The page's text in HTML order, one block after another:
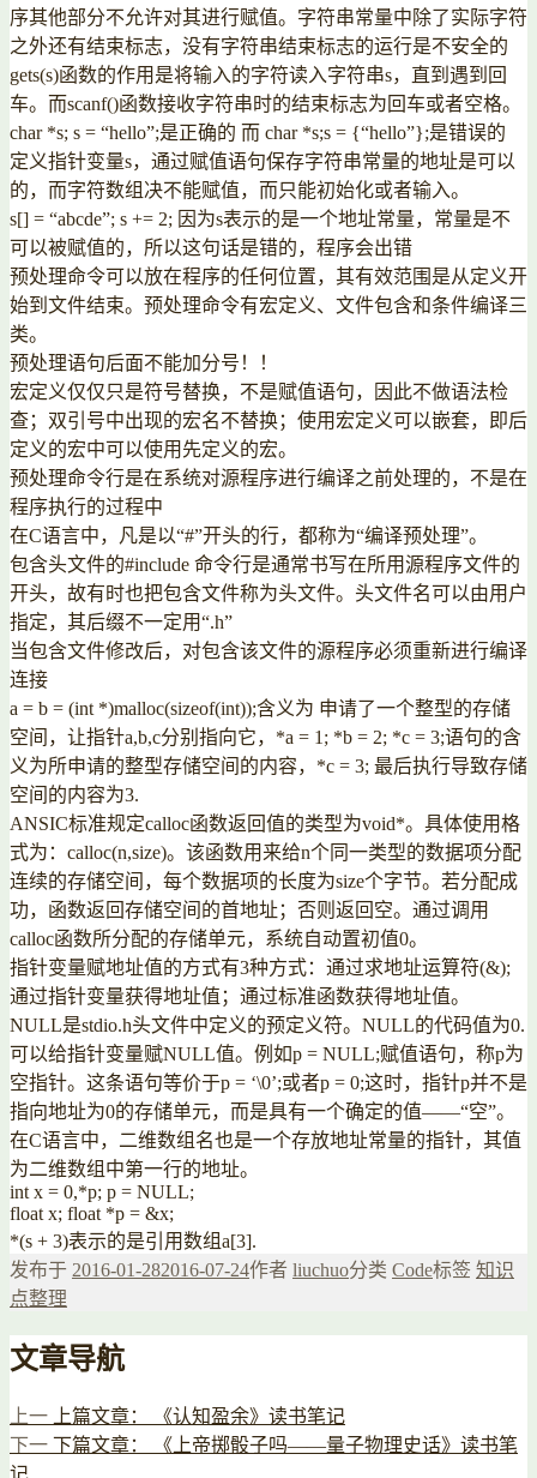
序其他部分不允许对其进行赋值。字符串常量中除了实际字符
之外还有结束标志，没有字符串结束标志的运行是不安全的
gets(s)函数的作用是将输入的字符读入字符串s，直到遇到回
车。而scanf()函数接收字符串时的结束标志为回车或者空格。
char *s; s = “hello”;是正确的 而 char *s;s = {“hello”};是错误的
定义指针变量s，通过赋值语句保存字符串常量的地址是可以
的，而字符数组决不能赋值，而只能初始化或者输入。
s[] = “abcde”; s += 2; 因为s表示的是一个地址常量，常量是不
可以被赋值的，所以这句话是错的，程序会出错
预处理命令可以放在程序的任何位置，其有效范围是从定义开
始到文件结束。预处理命令有宏定义、文件包含和条件编译三
类。
预处理语句后面不能加分号！！
宏定义仅仅只是符号替换，不是赋值语句，因此不做语法检
查；双引号中出现的宏名不替换；使用宏定义可以嵌套，即后
定义的宏中可以使用先定义的宏。
预处理命令行是在系统对源程序进行编译之前处理的，不是在
程序执行的过程中
在C语言中，凡是以“#”开头的行，都称为“编译预处理”。
包含头文件的#include 命令行是通常书写在所用源程序文件的
开头，故有时也把包含文件称为头文件。头文件名可以由用户
指定，其后缀不一定用“.h”
当包含文件修改后，对包含该文件的源程序必须重新进行编译
连接
a = b = (int *)malloc(sizeof(int));含义为 申请了一个整型的存储
空间，让指针a,b,c分别指向它，*a = 1; *b = 2; *c = 3;语句的含
义为所申请的整型存储空间的内容，*c = 3; 最后执行导致存储
空间的内容为3.
ANSIC标准规定calloc函数返回值的类型为void*。具体使用格
式为：calloc(n,size)。该函数用来给n个同一类型的数据项分配
连续的存储空间，每个数据项的长度为size个字节。若分配成
功，函数返回存储空间的首地址；否则返回空。通过调用
calloc函数所分配的存储单元，系统自动置初值0。
指针变量赋地址值的方式有3种方式：通过求地址运算符(&);
通过指针变量获得地址值；通过标准函数获得地址值。
NULL是stdio.h头文件中定义的预定义符。NULL的代码值为0.
可以给指针变量赋NULL值。例如p = NULL;赋值语句，称p为
空指针。这条语句等价于p = ‘\0’;或者p = 0;这时，指针p并不是
指向地址为0的存储单元，而是具有一个确定的值——“空”。
在C语言中，二维数组名也是一个存放地址常量的指针，其值
为二维数组中第一行的地址。
int x = 0,*p; p = NULL;
float x; float *p = &x;
*(s + 3)表示的是引用数组a[3].
发布于 2016-01-282016-07-24作者 liuchuo分类 Code标签 知识
点整理
文章导航
上一 上篇文章：
《认知盈余》读书笔记
下一 下篇文章：
《上帝掷骰子吗——量子物理史话》读书笔